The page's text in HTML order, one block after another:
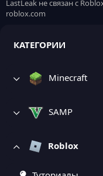
LastLeak не связан с
roblox.com
КАТЕГОРИИ
Minecraft
SAMP
Roblox